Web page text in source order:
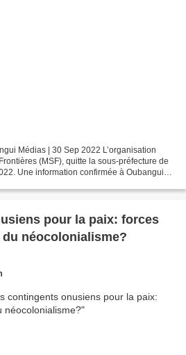
Médias | 30 Sep 2022 L’organisation
(MSF), quitte la sous-préfecture de
Une information confirmée à Oubangui
pour la paix: forces
néocolonialisme?